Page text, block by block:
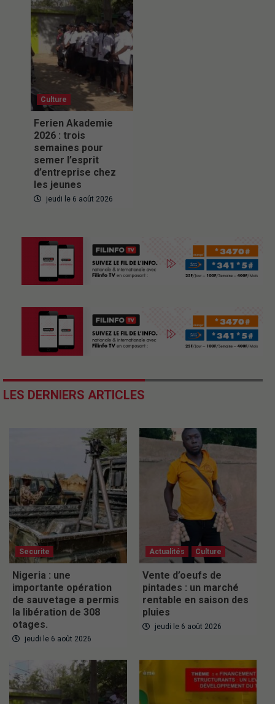
Culture
Ferien Akademie
2026 : trois
semaines pour
semer l’esprit
d’entreprise chez
les jeunes
jeudi le 6 août 2026
LES DERNIERS ARTICLES
Securite
Nigeria : une
importante opération
de sauvetage a permis
la libération de 308
otages.
jeudi le 6 août 2026
Actualités Culture
Vente d’oeufs de
pintades : un marché
rentable en saison des
pluies
jeudi le 6 août 2026